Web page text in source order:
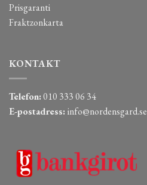
Prisgaranti
Fraktzonkarta
KONTAKT
Telefon:010 333 06 34
E-postadress: info@nordensgard.se